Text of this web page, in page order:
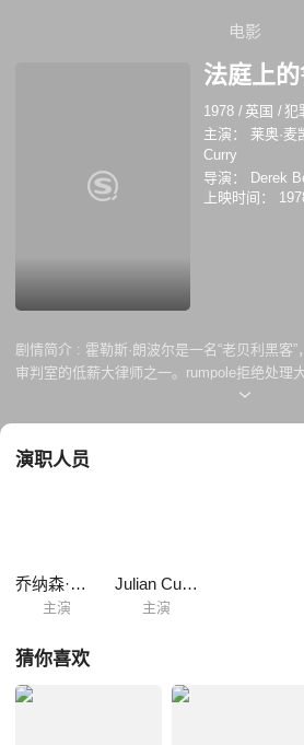
电影
法庭上
1978 / 英国 /犯
主演：
莱奥·麦
Curry
导演：
Derek
上映时间：
剧情简介 : 霍勒斯·朗波尔是一名“老贝利黑客
审判室的低薪大律师之一。rumpole拒绝处理
诉。他总是辩护。他的每一次审判都有胜利和
演职人员
乔纳森·考尔
主演
Julian Curry
主演
猜你喜欢